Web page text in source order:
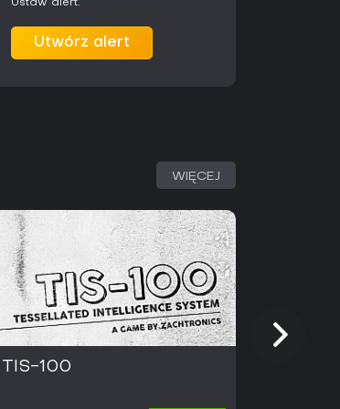
Ustaw alert.
Utwórz alert
WIĘCEJ
TIS-100